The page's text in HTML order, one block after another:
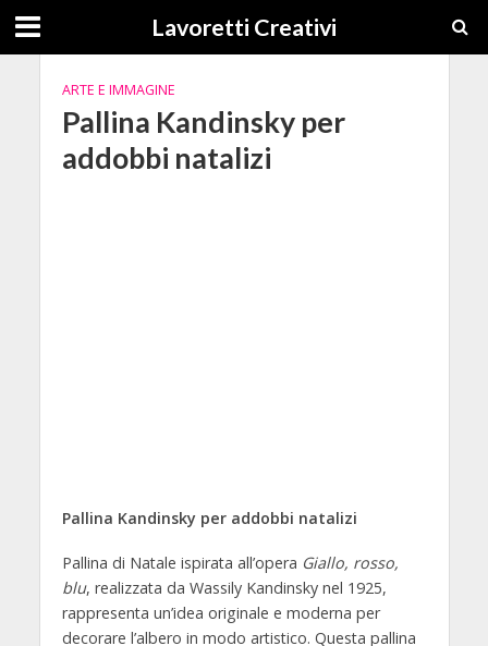
Lavoretti Creativi
ARTE E IMMAGINE
Pallina Kandinsky per
addobbi natalizi
Pallina Kandinsky per addobbi natalizi
Pallina di Natale ispirata all’opera Giallo, rosso,
blu, realizzata da Wassily Kandinsky nel 1925,
rappresenta un’idea originale e moderna per
decorare l’albero in modo artistico. Questa pallina